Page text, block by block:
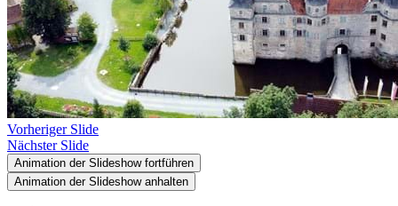
Vorheriger Slide
Nächster Slide
Animation der Slideshow fortführen
Animation der Slideshow anhalten